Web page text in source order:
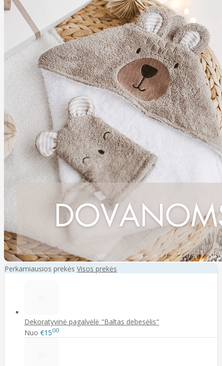
Perkamiausios prekės Visos prekės
Dekoratyvinė pagalvėlė "Baltas debesėlis"
Nuo €1500